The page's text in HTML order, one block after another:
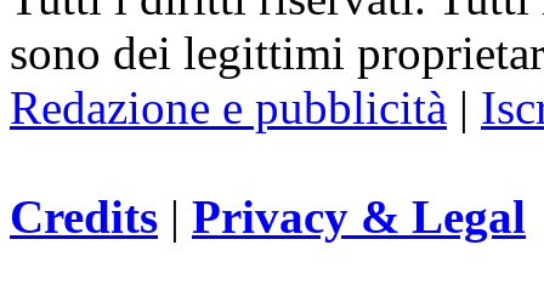
sono dei legittimi
Redazione e pubblicità |
Credits | Privacy & Legal